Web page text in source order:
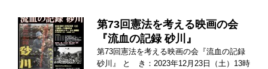
第73回憲法を考える映画の会
『流血の記録 砂川』
第73回憲法を考える映画の会『流血の記録
砂川』 と き：2023年12月23日（土）13時